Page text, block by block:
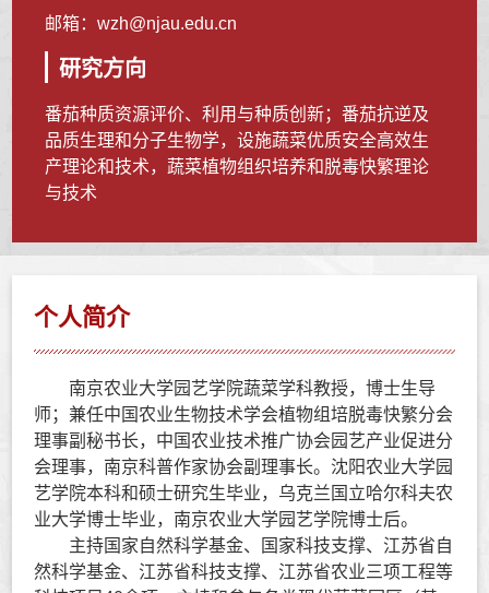
邮箱：wzh@njau.edu.cn
研究方向
番茄种质资源评价、利用与种质创新；番茄抗逆及
品质生理和分子生物学，设施蔬菜优质安全高效生
产理论和技术，蔬菜植物组织培养和脱毒快繁理论
与技术
个人简介
南京农业大学园艺学院蔬菜学科教授，博士生导
师；兼任中国农业生物技术学会植物组培脱毒快繁分会
理事副秘书长，中国农业技术推广协会园艺产业促进分
会理事，南京科普作家协会副理事长。沈阳农业大学园
艺学院本科和硕士研究生毕业，乌克兰国立哈尔科夫农
业大学博士毕业，南京农业大学园艺学院博士后。
主持国家自然科学基金、国家科技支撑、江苏省自
然科学基金、江苏省科技支撑、江苏省农业三项工程等